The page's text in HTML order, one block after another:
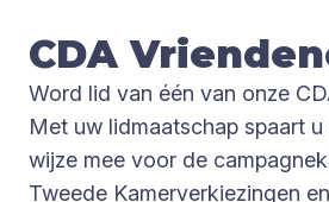
CDA
Word lid van één van onze
Met uw lidmaatschap spaart
wijze mee voor de
Tweede Kamerverkiezingen